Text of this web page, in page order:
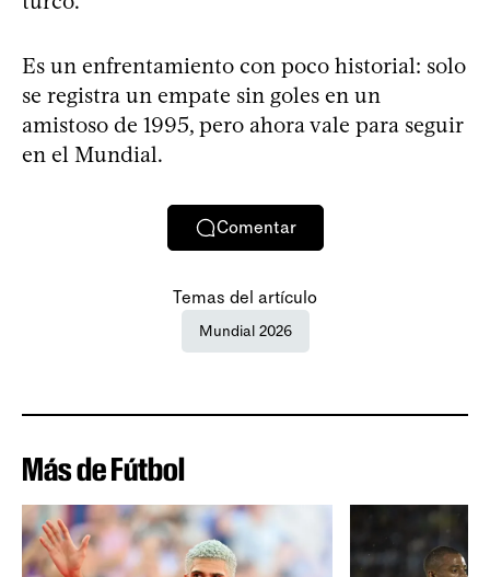
Es un enfrentamiento con poco historial: solo
se registra un empate sin goles en un
amistoso de 1995, pero ahora vale para seguir
en el Mundial.
Comentar
Temas del artículo
Mundial 2026
Más de Fútbol